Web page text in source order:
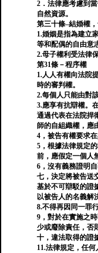
2．法律應考慮到
自然資源。
第三十條–結婚權
1.婚姻是指為建立
等和配偶的自由意
2.母子權利受法律保
第31條－程序權
1.人人有權向法院
時的審判權。
2.每個人只能由對
3.應享有抗辯權。
通過代表在法院捍
師的自組織權，應
4，被告有權要求
5，根據法律規定
前，應假定一個人
6，沒有義務證明
七，決定將被告送
基於不可辯駁的證
以被告人的名義解
8.不得再因同一罪
9，對於在實施之
少或廢除責任，否
十，違法取得的證
11.法律規定，任何